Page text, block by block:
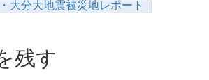
大分大地震被災地レポート
残す